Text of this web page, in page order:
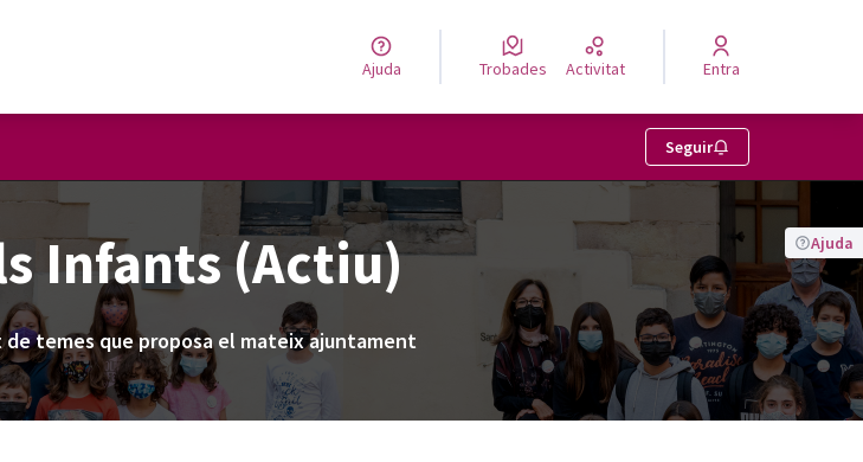
Ajuda Trobades Activitat Entra
Seguir
Ajuda
Infants (Actiu)
de temes que proposa el mateix ajuntament